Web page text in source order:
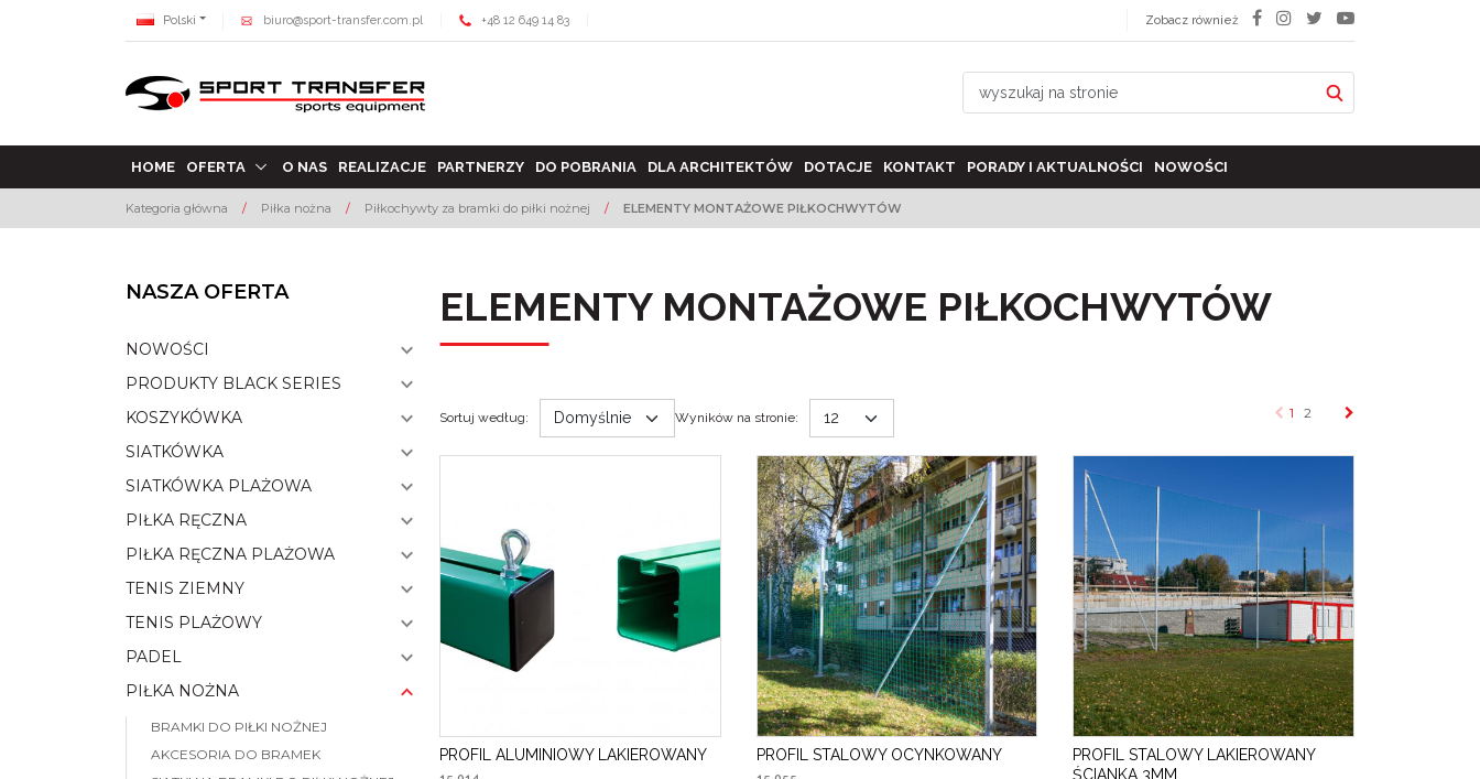
Polski biuro@sport-transfer.com.pl +48 12 649 14 83 Zobacz również
HOME OFERTA O NAS REALIZACJE PARTNERZY DO POBRANIA DLA ARCHITEKTÓW DOTACJE KONTAKT PORADY I AKTUALNOŚCI NOWOŚCI
Kategoria główna / Piłka nożna / Piłkochywty za bramki do piłki nożnej / ELEMENTY MONTAŻOWE PIŁKOCHWYTÓW
ELEMENTY MONTAŻOWE PIŁKOCHWYTÓW
Sortuj według: Wyników na stronie: 1 2
PROFIL ALUMINIOWY LAKIEROWANY PROFIL STALOWY OCYNKOWANY
PROFIL STALOWY LAKIEROWANY
ŚCIANKA 3MM
NASZA OFERTA
NOWOŚCI
PRODUKTY BLACK SERIES
KOSZYKÓWKA
SIATKÓWKA
SIATKÓWKA PLAŻOWA
PIŁKA RĘCZNA
PIŁKA RĘCZNA PLAŻOWA
TENIS ZIEMNY
TENIS PLAŻOWY
PADEL
PIŁKA NOŻNA
BRAMKI DO PIŁKI NOŻNEJ
AKCESORIA DO BRAMEK